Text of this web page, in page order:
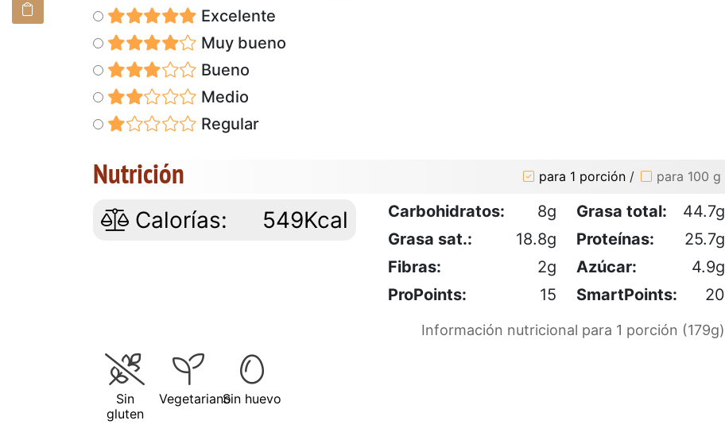
Excelente
Muy bueno
Bueno
Medio
Regular
Nutrición para 1 porción / para 100 g
Calorías: 549Kcal Carbohidratos: 8g Grasa total:
44.7g
Grasa sat.:
18.8g Proteínas:
25.7g
Fibras:
2g Azúcar:
4.9g
ProPoints:
15 SmartPoints: 20
Información nutricional para 1 porción (179g)
Sin
gluten
VegetarianoSin huevo